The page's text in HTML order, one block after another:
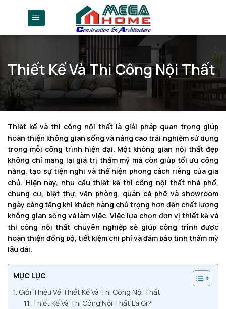
Thiết Kế Và Thi Công Nội Thất
Thiết kế và thi công nội thất là giải pháp quan trọng giúp
hoàn thiện không gian sống và nâng cao trải nghiệm sử dụng
trong mỗi công trình hiện đại. Một không gian nội thất đẹp
không chỉ mang lại giá trị thẩm mỹ mà còn giúp tối ưu công
năng, tạo sự tiện nghi và thể hiện phong cách riêng của gia
chủ. Hiện nay, nhu cầu thiết kế thi công nội thất nhà phố,
chung cư, biệt thự, văn phòng, quán cà phê và showroom
ngày càng tăng khi khách hàng chú trọng hơn đến chất lượng
không gian sống và làm việc. Việc lựa chọn đơn vị thiết kế và
thi công nội thất chuyên nghiệp sẽ giúp công trình được
hoàn thiện đồng bộ, tiết kiệm chi phí và đảm bảo tính thẩm mỹ
lâu dài.
MỤC LỤC
Giới Thiệu Về Thiết Kế Và Thi Công Nội Thất
Thiết Kế Và Thi Công Nội Thất Là Gì?